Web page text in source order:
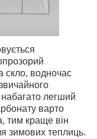
скло, водночас
набагато легший
варто
тим краще він
зимових теплиць.